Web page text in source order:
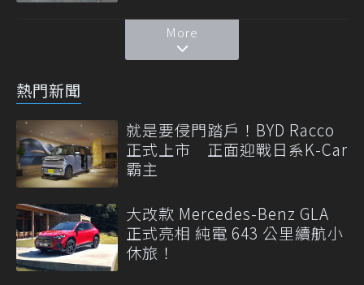
More
熱門新聞
就是要侵門踏戶！BYD Racco
正式上市 正面迎戰日系K-Car
霸主
大改款 Mercedes-Benz GLA
正式亮相 純電 643 公里續航小
休旅！